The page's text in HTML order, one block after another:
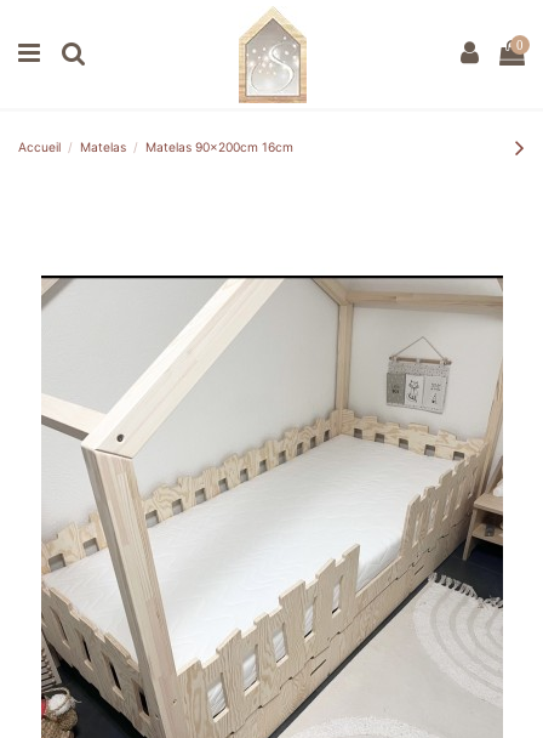
0
Accueil Matelas Matelas 90x200cm 16cm